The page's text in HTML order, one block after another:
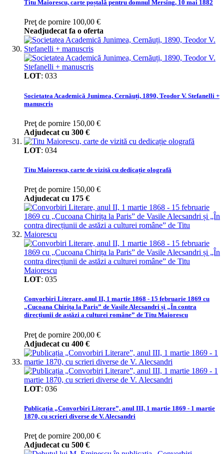
Titu Maiorescu, carte poștală pentru domnul Mersing, 10 mai 1882
Preţ de pornire 100,00 €
Neadjudecat fa o oferta
LOT: 033
Societatea Academică Junimea, Cernăuți, 1890, Teodor V. Stefanelli +
manuscris
Preţ de pornire 150,00 €
Adjudecat cu 300 €
LOT: 034
Titu Maiorescu, carte de vizită cu dedicație olografă
Preţ de pornire 150,00 €
Adjudecat cu 175 €
LOT: 035
Convorbiri Literare, anul II, 1 martie 1868 - 15 februarie 1869 cu
„Cucoana Chirița la Paris” de Vasile Alecsandri și „În contra
direcțiunii de astăzi a culturei române” de Titu Maiorescu
Preţ de pornire 200,00 €
Adjudecat cu 400 €
LOT: 036
Publicația „Convorbiri Literare”, anul III, 1 martie 1869 - 1 martie
1870, cu scrieri diverse de V. Alecsandri
Preţ de pornire 200,00 €
Adjudecat cu 500 €